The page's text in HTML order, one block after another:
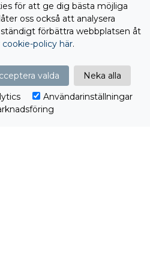
AV BEDRAGARE I
är på semester och
för att ge dig bästa möjliga
oss också att analysera
förbättra webbplatsen åt
cookie-policy här.
valda
Neka alla
Användarinställningar